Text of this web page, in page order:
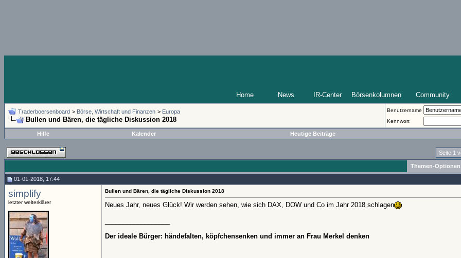
Home News IR-Center Börsenkolumnen Community
Traderboersenboard > Börse, Wirtschaft und Finanzen > Europa
Bullen und Bären, die tägliche Diskussion 2018
Benutzername
Kennwort
Hilfe Kalender Heutige Beiträge
Seite 1
Themen-Optionen
01-01-2018, 17:44
simplify
letzter welterklärer
Bullen und Bären, die tägliche Diskussion 2018
Neues Jahr, neues Glück! Wir werden sehen, wie sich DAX, DOW und Co im Jahr 2018 schlagen
Der ideale Bürger: händefalten, köpfchensenken und immer an Frau Merkel denken